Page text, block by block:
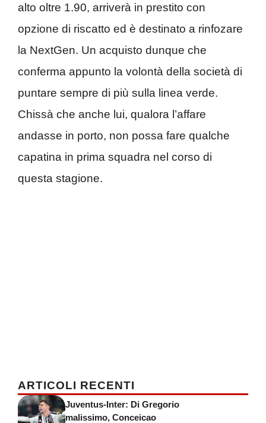
alto oltre 1.90, arriverà in prestito con
opzione di riscatto ed è destinato a rinfozare
la NextGen. Un acquisto dunque che
conferma appunto la volontà della società di
puntare sempre di più sulla linea verde.
Chissà che anche lui, qualora l’affare
andasse in porto, non possa fare qualche
capatina in prima squadra nel corso di
questa stagione.
ARTICOLI RECENTI
Juventus-Inter: Di Gregorio
malissimo, Conceicao